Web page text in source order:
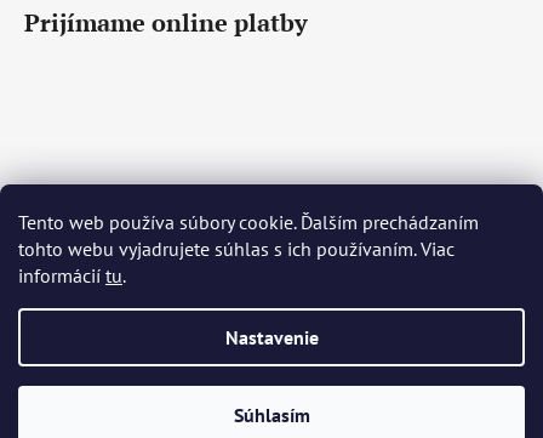
Tento web používa súbory cookie. Ďalším prechádzaním
tohto webu vyjadrujete súhlas s ich používaním. Viac
informácií tu.
Nastavenie
Súhlasím
Prijímame online platby
Čeština Slovenčina English Deutsch Magyar
Język polski Română Italiano Español Français
Português
Nederlands Українська Ελληνικά Svenska Dansk
Bohemia Crystal Glass